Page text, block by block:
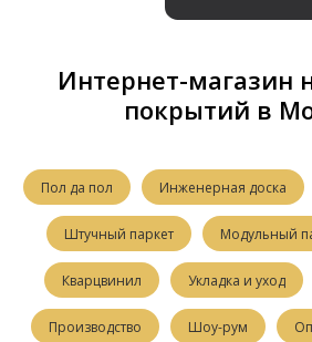
Интернет-магазин
покрытий в
Пол да пол Инженерная доска
Штучный паркет Модульный
Кварцвинил Укладка и уход
Производство Шоу-рум